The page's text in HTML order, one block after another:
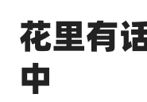
花里有
中